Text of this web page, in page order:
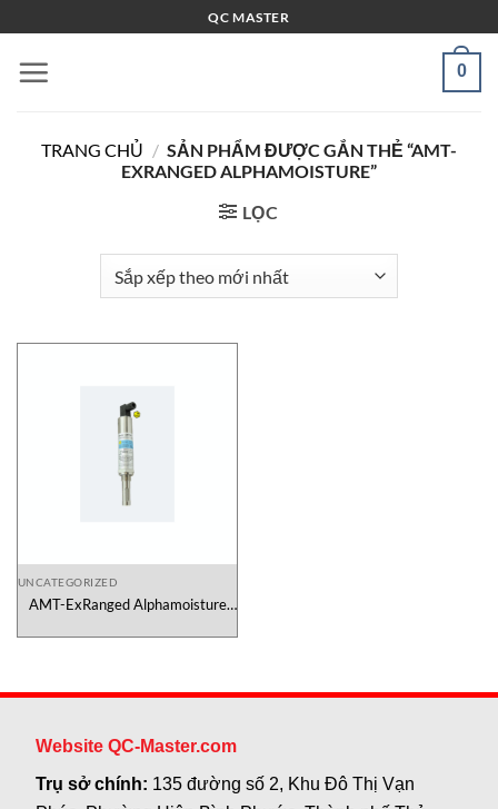
qua
nội
QC MASTER
0
TRANG CHỦ / SẢN PHẨM ĐƯỢC GẮN THẺ “AMT-
EXRANGED ALPHAMOISTURE”
LỌC
UNCATEGORIZED
AMT-ExRanged Alphamoisture
Website QC-Master.com
Trụ sở chính: 135 đường số 2, Khu Đô Thị Vạn